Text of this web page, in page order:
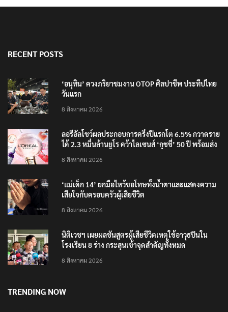
RECENT POSTS
‘อนุทิน’ ควงภริยาชมงาน OTOP ศิลปาชีพ ประทีปไทย
วันแรก
8 สิงหาคม 2026
ลอรีอัลโชว์ผลประกอบการครึ่งปีแรกโต 6.5% กวาดราย
ได้ 2.3 หมื่นล้านยูโร คว้าไลเซนส์ ‘กุชชี่’ 50 ปี พร้อมส่ง
8 สิงหาคม 2026
‘แม่เด็ก 14’ ยกมือไหว้ขอโทษทั้งน้ำตาและแสดงความ
เสียใจกับครอบครัวผู้เสียชีวิต
8 สิงหาคม 2026
นิติเวชฯ เผยผลชันสูตรผู้เสียชีวิตเหตุใช้อาวุธปืนใน
โรงเรียน 8 ร่าง กระสุนเข้าจุดสำคัญทั้งหมด
8 สิงหาคม 2026
TRENDING NOW